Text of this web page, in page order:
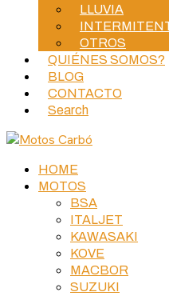
LLUVIA
OTROS
QUIÉNES SOMOS?
BLOG
CONTACTO
Search
HOME
MOTOS
BSA
ITALJET
KAWASAKI
KOVE
MACBOR
SUZUKI